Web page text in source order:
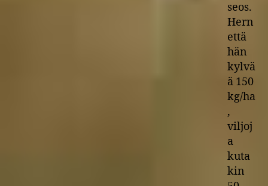
seos.
Hern
että
hän
kylvä
ä 150
kg/ha
,
viljoj
a
kuta
kin